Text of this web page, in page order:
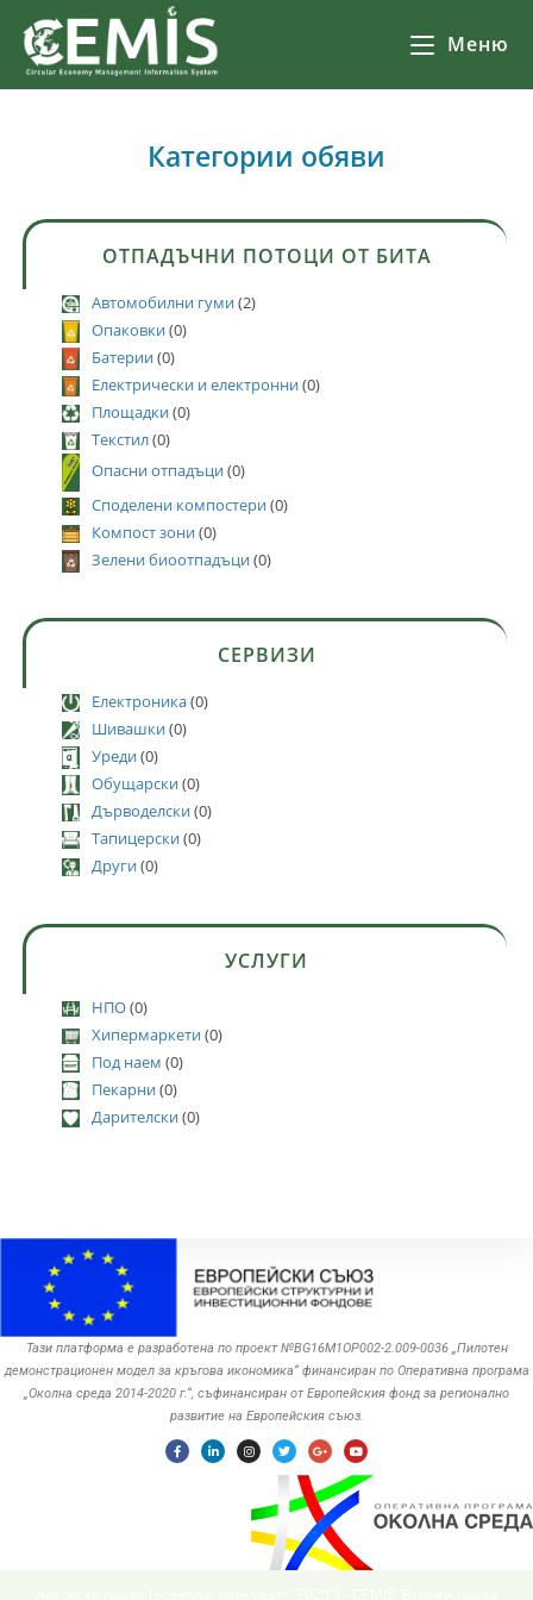
Меню
Категории обяви
ОТПАДЪЧНИ ПОТОЦИ ОТ БИТА
Автомобилни гуми(2)
Опаковки(0)
Батерии(0)
Електрически и електронни(0)
Площадки(0)
Текстил(0)
Опасни отпадъци(0)
Споделени компостери(0)
Компост зони(0)
Зелени биоотпадъци(0)
СЕРВИЗИ
Електроника(0)
Шивашки(0)
Уреди(0)
Обущарски(0)
Дърводелски(0)
Тапицерски(0)
Други(0)
УСЛУГИ
НПО(0)
Хипермаркети(0)
Под наем (0)
Пекарни(0)
Дарителски(0)
Тази платформа е разработена по проект №BG16M1OP002-2.‎009-0036 „Пилотен
демонстрационен модел за кръгова икономика“ финансиран по Оперативна програма
„Околна среда ‎‎2014-2020 г.“, съфинансиран от Европейския фонд за регионално
развитие на Европейския съюз.